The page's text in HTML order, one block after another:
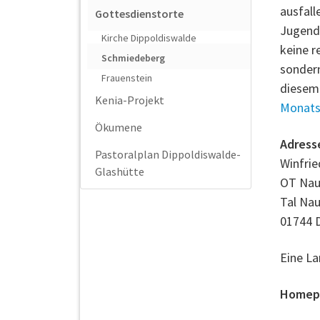
keine
OT
Tal
01744
Eine
Gottesdienstorte
Kirche Dippoldiswalde
Schmiedeberg
Frauenstein
Kenia-Projekt
Ökumene
Pastoralplan Dippoldiswalde-
Glashütte